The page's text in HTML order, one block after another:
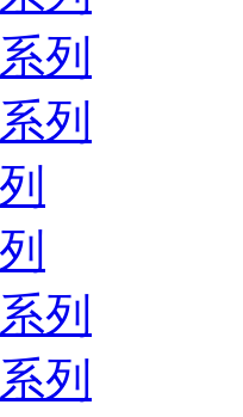
列
列
列
列